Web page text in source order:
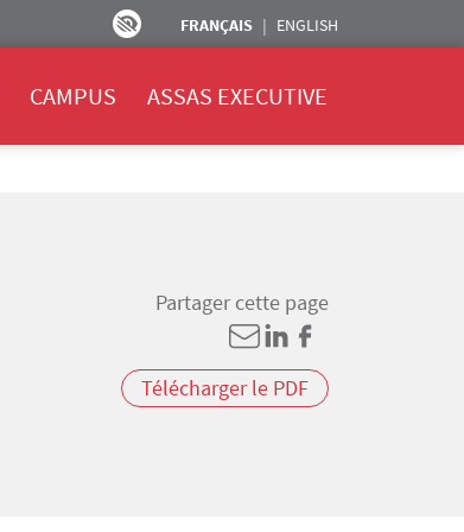
FRANÇAIS ENGLISH
CAMPUS ASSAS EXECUTIVE
Partager cette page
Télécharger le PDF